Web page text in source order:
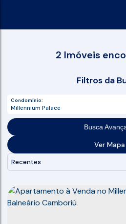
2 Imóveis
Condomínio:
Millennium Palace
Busca
Ver Mapa